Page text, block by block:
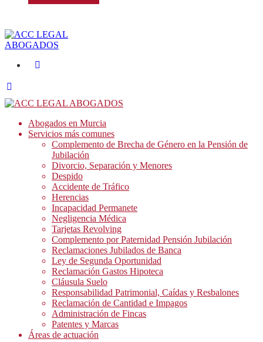
Abogados en Murcia
Servicios más comunes
Complemento de Brecha de Género en la Pensión de
Jubilación
Divorcio, Separación y Menores
Despido
Accidente de Tráfico
Herencias
Incapacidad Permanete
Negligencia Médica
Tarjetas Revolving
Complemento por Paternidad Pensión Jubilación
Reclamaciones Jubilados de Banca
Ley de Segunda Oportunidad
Reclamación Gastos Hipoteca
Cláusula Suelo
Responsabilidad Patrimonial, Caídas y Resbalones
Reclamación de Cantidad e Impagos
Administración de Fincas
Patentes y Marcas
Áreas de actuación